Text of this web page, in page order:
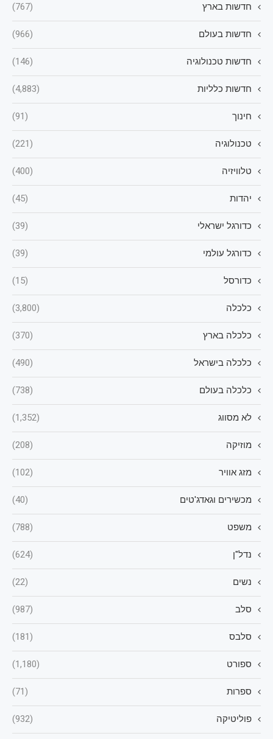
חדשות בארץ (767)
חדשות בעולם (966)
חדשות טכנולוגיה (146)
חדשות כלליות (4,883)
חינוך (91)
טכנולוגיה (221)
טלוויזיה (400)
יהדות (45)
כדורגל ישראלי (39)
כדורגל עולמי (39)
כדורסל (15)
כלכלה (3,800)
כלכלה בארץ (370)
כלכלה בישראל (490)
כלכלה בעולם (738)
לא מסווג (1,352)
מוזיקה (208)
מזג אוויר (102)
מכשירים וגאדג'טים (40)
משפט (788)
נדל"ן (624)
נשים (22)
סלב (987)
סלבס (181)
ספורט (1,180)
ספרות (71)
פוליטיקה (932)